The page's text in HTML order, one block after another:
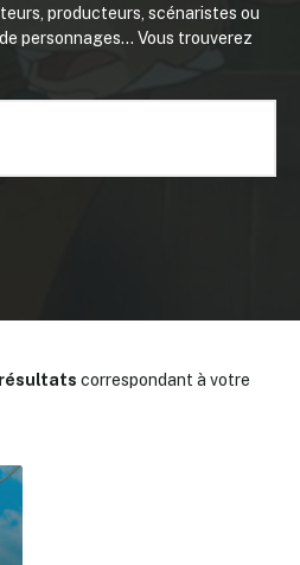
producteurs, scénaristes ou
personnages... Vous trouverez
résultats correspondant à votre